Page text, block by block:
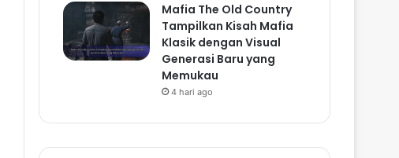
Mafia The Old Country
Tampilkan Kisah Mafia
Klasik dengan Visual
Generasi Baru yang
Memukau
4 hari ago